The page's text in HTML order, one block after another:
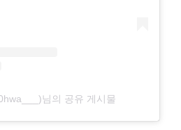
님의 공유 게시물